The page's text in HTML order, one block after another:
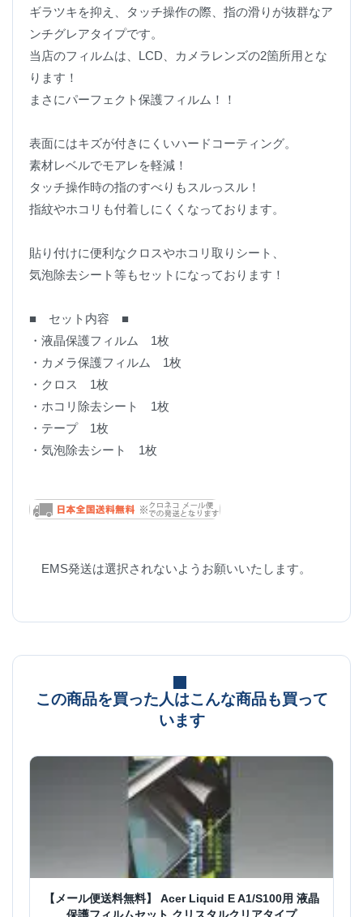
ギラツキを抑え、タッチ操作の際、指の滑りが抜群なア
ンチグレアタイプです。
当店のフィルムは、LCD、カメラレンズの2箇所用とな
ります！
まさにパーフェクト保護フィルム！！
表面にはキズが付きにくいハードコーティング。
素材レベルでモアレを軽減！
タッチ操作時の指のすべりもスルっスル！
指紋やホコリも付着しにくくなっております。
貼り付けに便利なクロスやホコリ取りシート、
気泡除去シート等もセットになっております！
■ セット内容 ■
・液晶保護フィルム 1枚
・カメラ保護フィルム 1枚
・クロス 1枚
・ホコリ除去シート 1枚
・テープ 1枚
・気泡除去シート 1枚
EMS発送は選択されないようお願いいたします。
この商品を買った人はこんな商品も買って
います
【メール便送料無料】 Acer Liquid E A1/S100用 液晶